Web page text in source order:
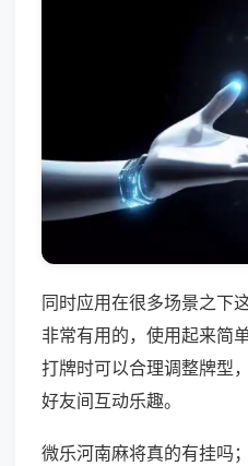
同时应用在很多场景之下
非常有用的，使用起来简
打牌时可以合理调整牌型
好友间互动乐趣。
微乐河南麻将真的有挂吗